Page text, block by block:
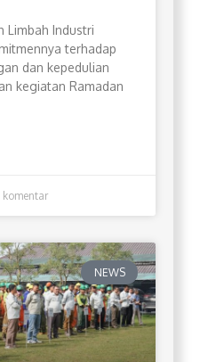
Limbah Industri
terhadap
dan kepedulian
kegiatan Ramadan
NEWS